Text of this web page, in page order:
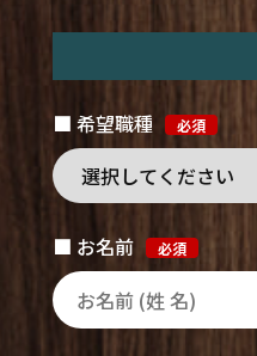
■ 希望職種 必須
■ お名前 必須